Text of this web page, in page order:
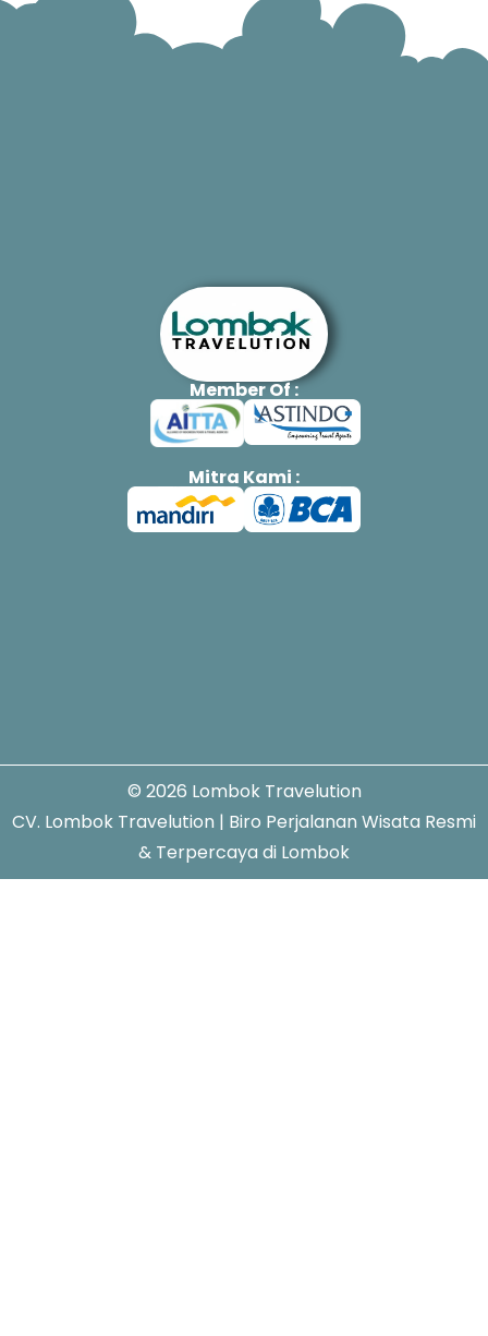
Member Of :
Mitra Kami :
© 2026 Lombok Travelution
CV. Lombok Travelution | Biro Perjalanan Wisata Resmi
& Terpercaya di Lombok